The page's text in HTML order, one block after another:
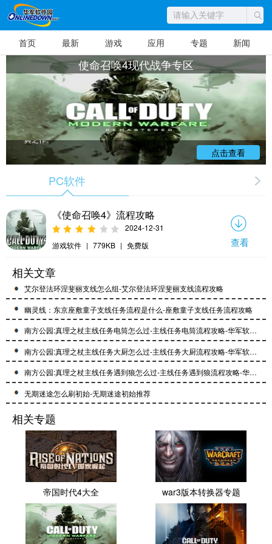
首页 最新 游戏 应用 专题 新闻
使命召唤4现代战争专区
使命召唤4：现代战争是由Infinity Ward开
常见的软件版本包括原版、重制版等。作为系
列首次脱离二战背景转向现代战争题材的开山
之作，游戏以全球反恐战争为背景，玩家将扮
演SAS和USMC特种部队成员，在中东、俄罗
斯等地执行紧张刺激的任务。游戏拥有引人入
胜的单人战役剧情，包含"双狙往事"等经典关
卡，同时提供丰富的多人对战模式。《使命召
唤4：现代战争》凭借逼真的画面效果、流畅的
操作体验和创新的游戏设计，成为FPS游戏领
域的里程碑作品，对后续射击游戏发展产生深
远影响。该作支持Windows、PlayStation、Xb
ox等多平台，是射击游戏爱好者不可错过的经
典之作。
点击查看
PC软件
《使命召唤4》流程攻略
2024-12-31
游戏软件 | 779KB | 免费版 查看
相关文章
艾尔登法环涅斐丽支线怎么组-艾尔登法环涅斐丽支线流程攻略
幽灵线：东京座敷童子支线任务流程是什么-座敷童子支线任务流程攻略
南方公园:真理之杖主线任务电筒怎么过-主线任务电筒流程攻略-华军软件园
南方公园:真理之杖主线任务大厨怎么过-主线任务大厨流程攻略-华军软件园
南方公园:真理之杖主线任务遇到狼怎么过-主线任务遇到狼流程攻略-华军软件园
无期迷途怎么刷初始-无期迷途初始推荐
相关专题
帝国时代4大全 war3版本转换器专题